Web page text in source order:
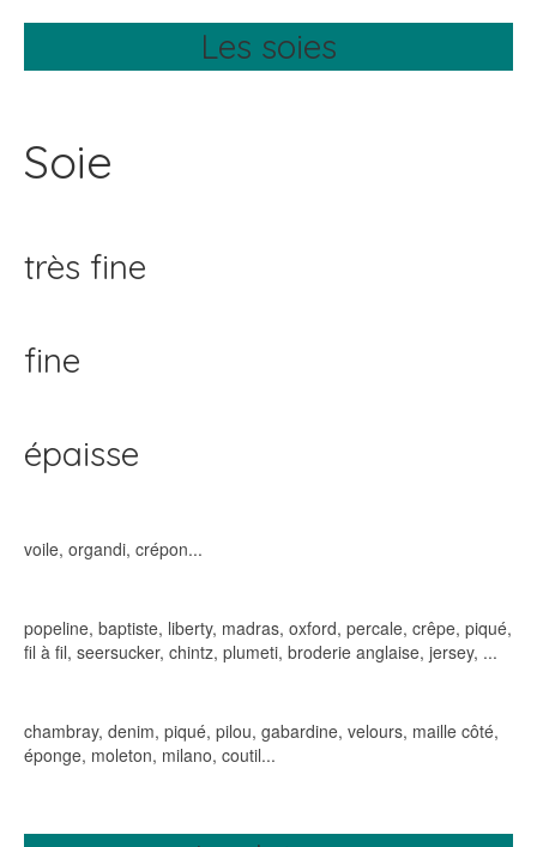
Les soies
Soie
très fine
fine
épaisse
voile, organdi, crépon...
popeline, baptiste, liberty, madras, oxford, percale, crêpe, piqué,
fil à fil, seersucker, chintz, plumeti, broderie anglaise, jersey, ...
chambray, denim, piqué, pilou, gabardine, velours, maille côté,
éponge, moleton, milano, coutil...